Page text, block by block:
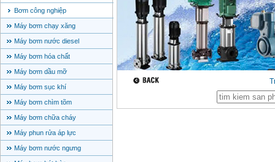
Bơm công nghiệp
Máy bơm chạy xăng
Máy bơm nước diesel
Máy bơm hóa chất
Máy bơm dầu mỡ
Máy bơm sục khí
Máy bơm chìm tõm
Máy bơm chữa cháy
Máy phun rửa áp lực
Máy bơm nước ngưng